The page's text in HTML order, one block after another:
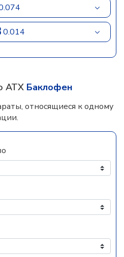
0.014
АТХ Баклофен
относящиеся к одному